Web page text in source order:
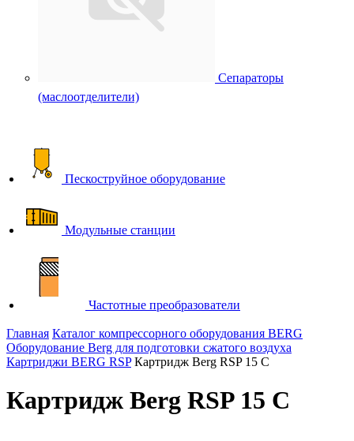
Сепараторы
(маслоотделители)
Пескоструйное оборудование
Модульные станции
Частотные преобразователи
Главная Каталог компрессорного оборудования BERG
Оборудование Berg для подготовки сжатого воздуха
Картриджи BERG RSP Картридж Berg RSP 15 C
Картридж Berg RSP 15 C